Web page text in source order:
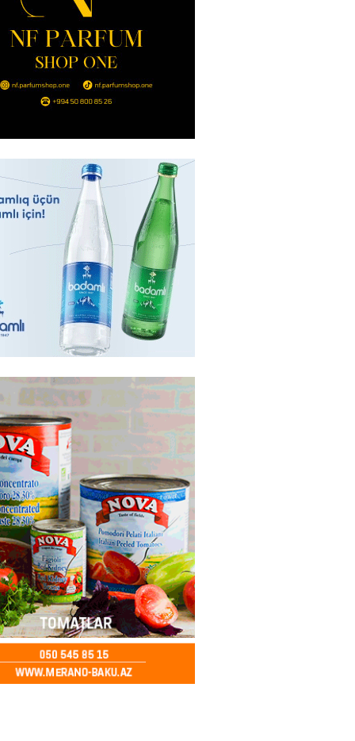
qadının milyonluq mirası ilə
546 min manatı 20
- 17:15
297
İlyasova fəhləyə borclu qalıb?
- 16:45 295
Strateji Müdafiə Sazişi”nin
nədir? -ŞƏRH
klubuna keçən Kamil
oynamaq istəyir
- 16:15 268
qadın qətlə yetirildi – Şübhəli
oğludur
- 16:00 253
37,6 milyon, Rusiyada 16,7
Azərbaycanlıların yemək
- 15:45